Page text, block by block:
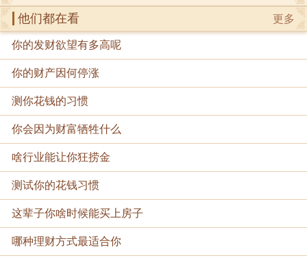
更多
他们都在看
你的发财欲望有多高呢
你的财产因何停涨
测你花钱的习惯
你会因为财富牺牲什么
啥行业能让你狂捞金
测试你的花钱习惯
这辈子你啥时候能买上房子
哪种理财方式最适合你